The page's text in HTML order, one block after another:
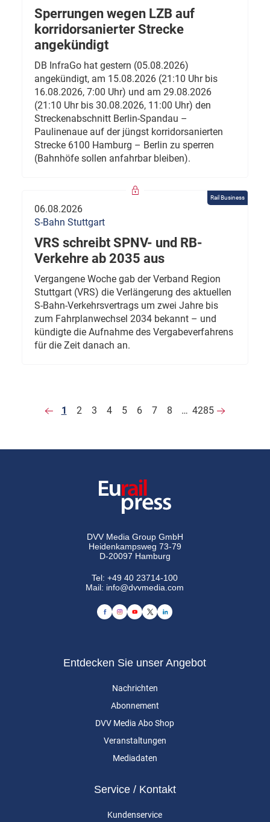
Sperrungen wegen LZB auf
korridorsanierter Strecke
angekündigt
DB InfraGo hat gestern (05.08.2026)
angekündigt, am 15.08.2026 (21:10 Uhr bis
16.08.2026, 7:00 Uhr) und am 29.08.2026
(21:10 Uhr bis 30.08.2026, 11:00 Uhr) den
Streckenabschnitt Berlin-Spandau –
Paulinenaue auf der jüngst korridorsanierten
Strecke 6100 Hamburg – Berlin zu sperren
(Bahnhöfe sollen anfahrbar bleiben).
Rail Business
06.08.2026
S-Bahn Stuttgart
VRS schreibt SPNV- und RB-
Verkehre ab 2035 aus
Vergangene Woche gab der Verband Region
Stuttgart (VRS) die Verlängerung des aktuellen
S-Bahn-Verkehrsvertrags um zwei Jahre bis
zum Fahrplanwechsel 2034 bekannt – und
kündigte die Aufnahme des Vergabeverfahrens
für die Zeit danach an.
1 2 3 4 5 6 7 8 … 4285
DVV Media Group GmbH
Heidenkampsweg 73-79
D-20097 Hamburg
Tel:+49 40 23714-100
Mail: info@dvvmedia.com
Entdecken Sie unser Angebot
Nachrichten
Abonnement
DVV Media Abo Shop
Veranstaltungen
Mediadaten
Service / Kontakt
Kundenservice